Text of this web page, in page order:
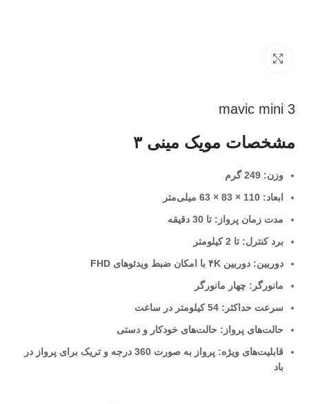
mavic mini 3
مشخصات مویک مینی ۳
وزن: 249 گرم
ابعاد: 110 × 83 × 63 میلی‌متر
مدت زمان پرواز: تا 30 دقیقه
برد کنترل: تا 2 کیلومتر
دوربین: دوربین ۴K با امکان ضبط ویدئوهای FHD
مانورگر: چهار مانورگر
سرعت حداکثر: 54 کیلومتر در ساعت
حالت‌های پرواز: حالت‌های خودکار و دستی
قابلیت‌های ویژه: پرواز به صورت 360 درجه و تریک برای پرواز در
باد